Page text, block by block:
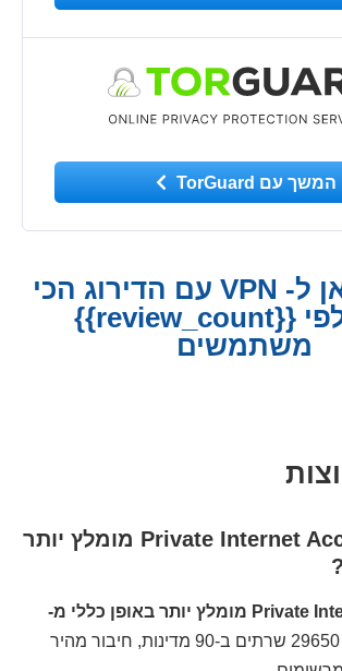
המשך עם TorGuard
או לחץ כאן ל- VPN עם הדירוג הכי
גבוה לפי {{review_count}}
משתמשים
האם Private Internet Access מומלץ יותר
כן, Private Internet Access מומלץ יותר באופן כללי מ-
יש לו 29650 שרתים ב-90 מדינות, חיבור מהיר